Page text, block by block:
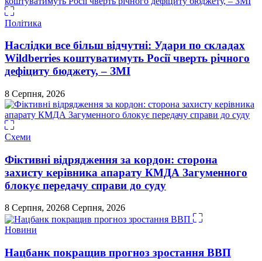
Політика
Наслідки все більш відчутні: Удари по складах
Wildberries коштуватимуть Росії чверть річного
дефіциту бюджету, – ЗМІ
8 Серпня, 2026
Схеми
Фіктивні відрядження за кордон: сторона
захисту керівника апарату КМДА Загуменного
блокує передачу справи до суду
8 Серпня, 20268 Серпня, 2026
Новини
Нацбанк покращив прогноз зростання ВВП